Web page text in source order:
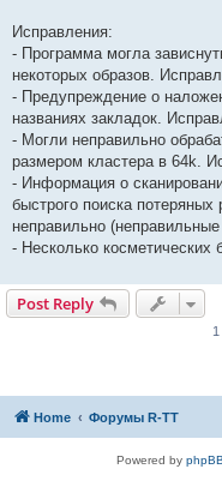
Исправления:
- Программа могла
некоторых образов.
- Предупреждение о
названиях закладок.
- Могли неправильно
размером кластера в 64k.
- Информация о
быстрого поиска потеряных
неправильно
- Несколько косметических
Post Reply
Home Форумы R-TT
Powered by phpBB